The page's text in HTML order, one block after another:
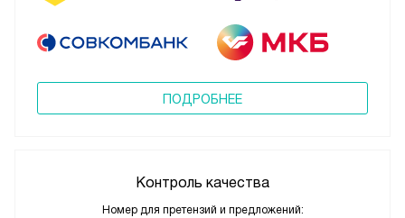
ПОДРОБНЕЕ
Контроль качества
Номер для претензий и предложений: